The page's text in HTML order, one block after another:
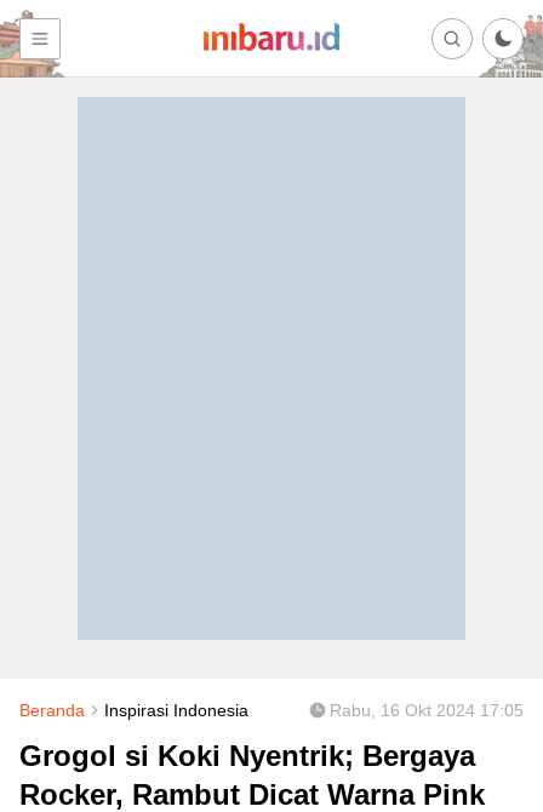
Beranda Inspirasi Indonesia Rabu, 16 Okt 2024 17:05
Grogol si Koki Nyentrik; Bergaya
Rocker, Rambut Dicat Warna Pink